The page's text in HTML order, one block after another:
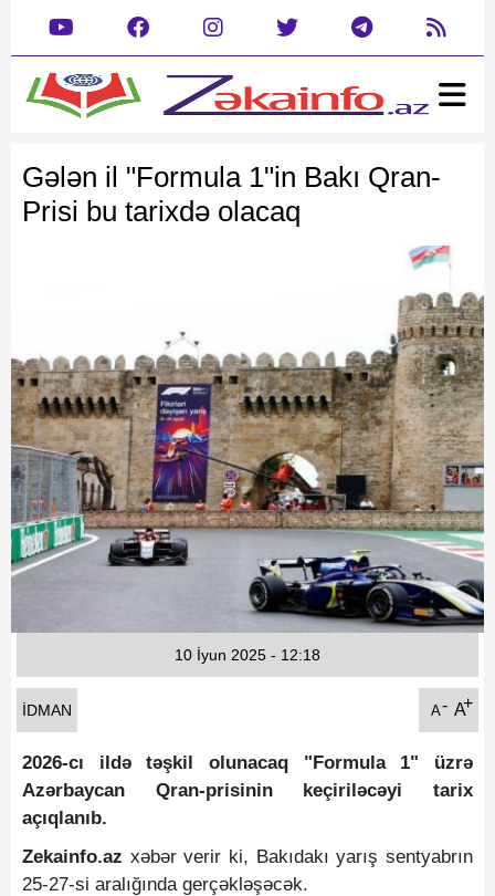
Gündəm
Rəsmi
Müsahibə
İdman
Şou biznes
Maraqlı
Fotoqaleriya
Reportaj
Gələn il "Formula 1"in Bakı Qran-
Prisi bu tarixdə olacaq
İDMAN A- A+
10 İyun 2025 - 12:18
2026-cı ildə təşkil olunacaq "Formula 1" üzrə
Azərbaycan Qran-prisinin keçiriləcəyi tarix
açıqlanıb.
Zekainfo.az xəbər verir ki, Bakıdakı yarış sentyabrın
25-27-si aralığında gerçəkləşəcək.